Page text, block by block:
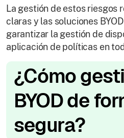
La gestión de estos riesgos
claras y las soluciones
garantizar la gestión de
aplicación de políticas en
¿Cómo
BYOD de
segura?